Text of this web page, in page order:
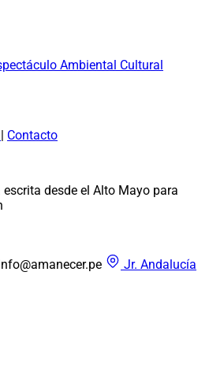
Ambiental Cultural
| Contacto
desde el Alto Mayo para
Jr. Andalucía